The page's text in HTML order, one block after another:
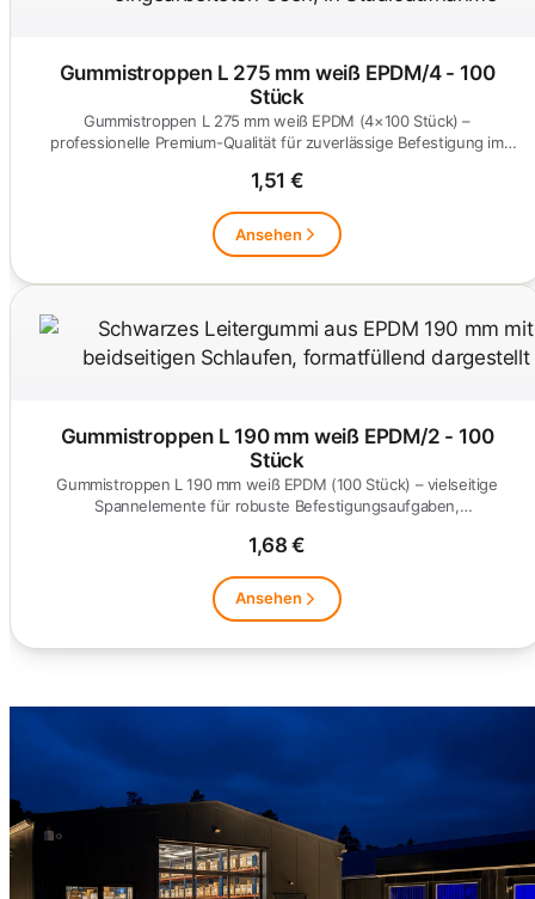
Gummistroppen L 275 mm weiß EPDM/4 - 100
Stück
Gummistroppen L 275 mm weiß EPDM (4×100 Stück) –
professionelle Premium-Qualität für zuverlässige Befestigung im
1,51 €
Ansehen
Gummistroppen L 190 mm weiß EPDM/2 - 100
Stück
Gummistroppen L 190 mm weiß EPDM (100 Stück) – vielseitige
Spannelemente für robuste Befestigungsaufgaben,
1,68 €
Ansehen